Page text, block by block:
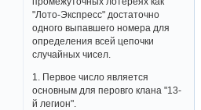
"Лото-Экспресс" достаточно
одного выпавшего номера для
определения всей цепочки
случайных чисел.
1. Первое число является
основным для перовго клана "13-
й легион".